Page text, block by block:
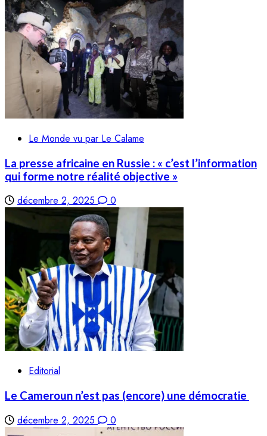
Le Monde vu par Le Calame
La presse africaine en Russie : « c’est l’information
qui forme notre réalité objective »
décembre 2, 2025 0
Editorial
Le Cameroun n’est pas (encore) une démocratie
décembre 2, 2025 0